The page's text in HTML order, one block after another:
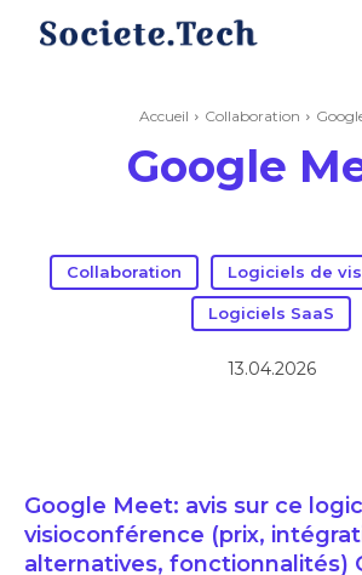
Accueil Collaboration
Google
Collaboration Logiciels de
Logiciels SaaS
13.04.2026
Google Meet: avis sur ce
visioconférence (prix,
alternatives, fonctionnalités)